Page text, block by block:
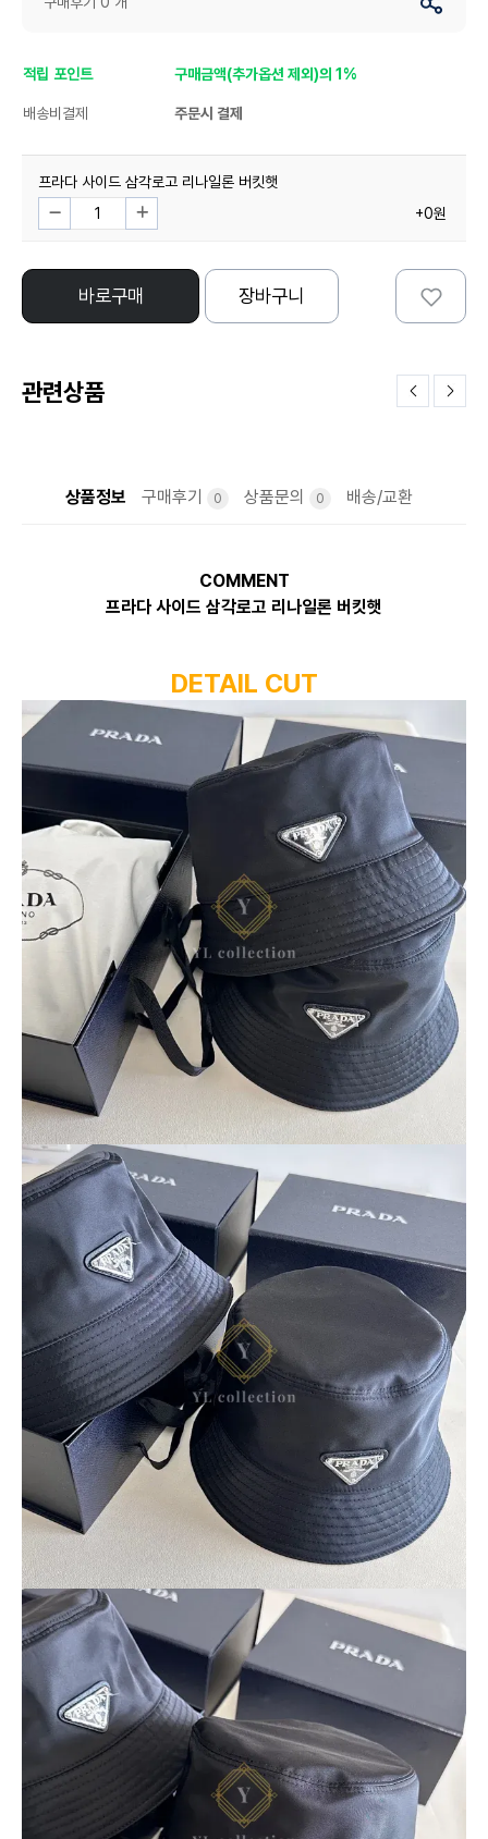
적립 포인트 구매금액(추가옵션 제외)의 1%
배송비결제 주문시 결제
프라다 사이드 삼각로고 리나일론 버킷햇
+0원
바로구매 장바구니
관련상품
상품정보 구매후기 0 상품문의 0 배송/교환
COMMENT
프라다 사이드 삼각로고 리나일론 버킷햇
DETAIL CUT